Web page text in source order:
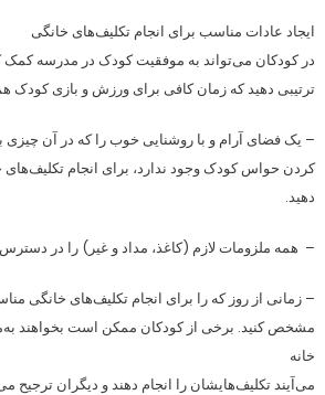
ایجاد عادات مناسب برای انجام تکلیف‌های خانگی
در کودکان می‌تواند به موفقیت کودک در مدرسه کمک
ترتیبی دهید که زمان کافی برای ورزش و بازی کودک
– یک فضای آرام و با روشنایی خوب را که در آن چیزی
کردن حواس کودک وجود ندارد، برای انجام
دهید.
– همه ملزومات لازم (کاغذ، مداد و غیر) را در
– زمانی از روز که را برای انجام تکلیف‌های خانگی
مشخص کنید. برخی از کودکان ممکن است بخواهند
خانه
می‌آیند تکلیف‌هایشان را انجام دهند و دیگران ترجیح